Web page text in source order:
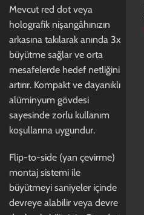
Mevcut red dot veya
holografik nişangâhınızın
arkasına takılarak anında 3x
büyütme sağlar ve orta
mesafelerde hedef netliğini
artırır. Kompakt ve dayanıklı
alüminyum gövdesi
sayesinde zorlu kullanım
koşullarına uygundur.
Flip-to-side (yan çevirme)
montaj sistemi ile
büyütmeyi saniyeler içinde
devreye alabilir veya devre